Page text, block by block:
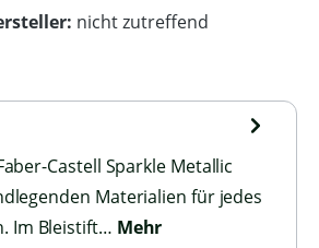
nicht zutreffend
Castell Sparkle Metallic
Materialien für jedes
Im Bleistift… Mehr